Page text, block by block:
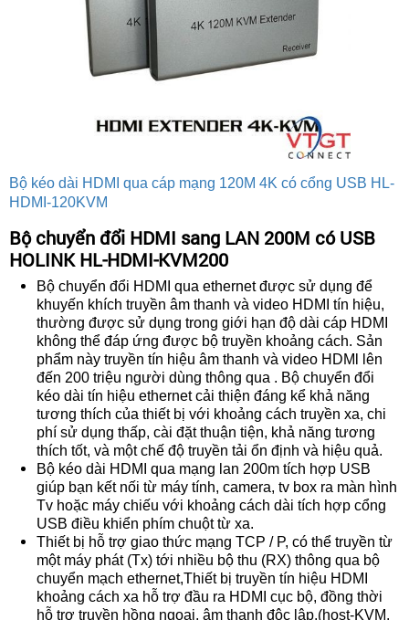
Bộ kéo dài HDMI qua cáp mạng 120M 4K có cổng USB HL-
HDMI-120KVM
Bộ chuyển đổi HDMI sang LAN 200M có USB
HOLINK HL-HDMI-KVM200
Bộ chuyển đổi HDMI qua ethernet được sử dụng để
khuyến khích truyền âm thanh và video HDMI tín hiệu,
thường được sử dụng trong giới hạn độ dài cáp HDMI
không thể đáp ứng được bộ truyền khoảng cách. Sản
phẩm này truyền tín hiệu âm thanh và video HDMl lên
đến 200 triệu người dùng thông qua . Bộ chuyển đổi
kéo dài tín hiệu ethernet cải thiện đáng kể khả năng
tương thích của thiết bị với khoảng cách truyền xa, chi
phí sử dụng thấp, cài đặt thuận tiện, khả năng tương
thích tốt, và một chế độ truyền tải ổn định và hiệu quả.
Bộ kéo dài HDMI qua mạng lan 200m tích hợp USB
giúp bạn kết nối từ máy tính, camera, tv box ra màn hình
Tv hoặc máy chiếu với khoảng cách dài tích hợp cổng
USB điều khiển phím chuột từ xa.
Thiết bị hỗ trợ giao thức mạng TCP / P, có thể truyền từ
một máy phát (Tx) tới nhiều bộ thu (RX) thông qua bộ
chuyển mạch ethernet,Thiết bị truyền tín hiệu HDMI
khoảng cách xa hỗ trợ đầu ra HDMI cục bộ, đồng thời
hỗ trợ truyền hồng ngoại, âm thanh độc lập,(host-KVM.